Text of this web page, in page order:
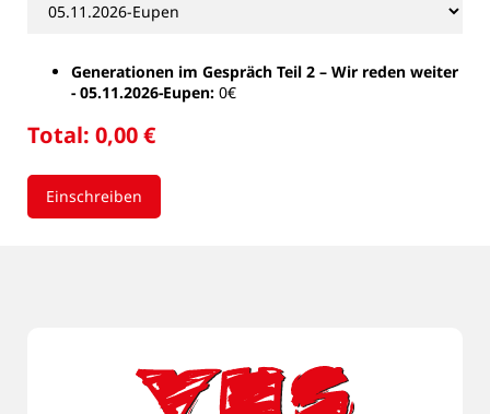
Generationen im Gespräch Teil 2 – Wir reden weiter
- 05.11.2026-Eupen: 0€
Total: 0,00 €
Einschreiben